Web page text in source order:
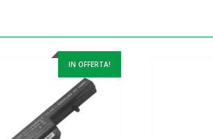
IN OFFERTA!